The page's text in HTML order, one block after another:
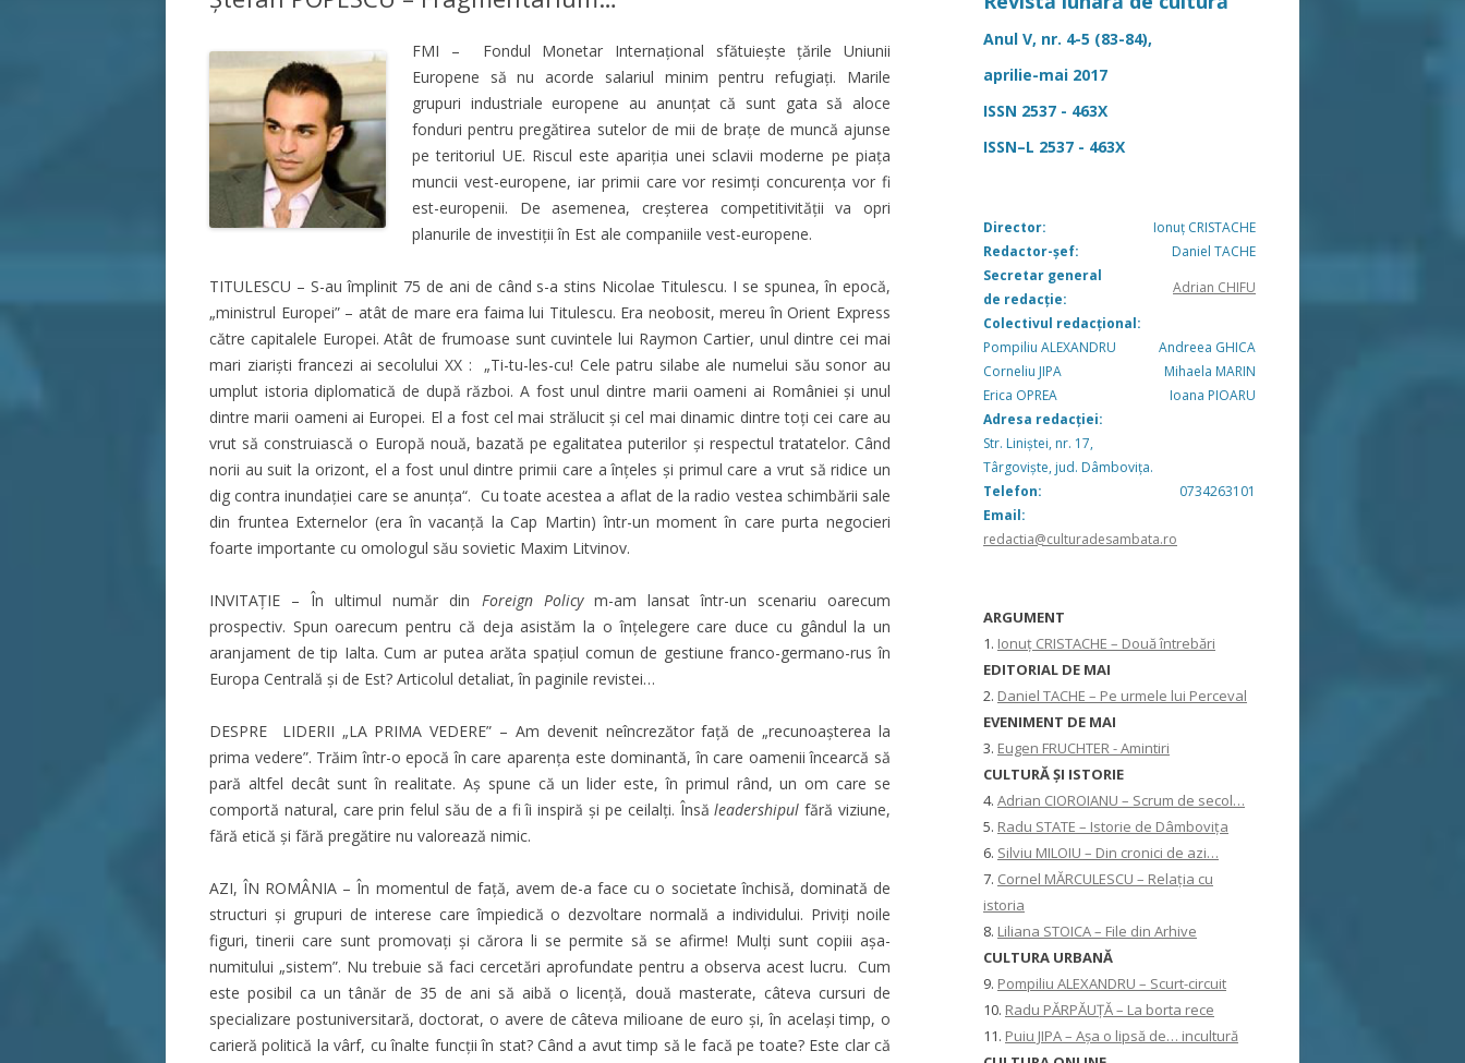
FMI – Fondul Monetar Internațional sfătuiește țările Uniunii
Europene să nu acorde salariul minim pentru refugiați. Marile
grupuri industriale europene au anunțat că sunt gata să aloce
fonduri pentru pregătirea sutelor de mii de brațe de muncă ajunse
pe teritoriul UE. Riscul este apariția unei sclavii moderne pe piața
muncii vest-europene, iar primii care vor resimți concurența vor fi
est-europenii. De asemenea, creșterea competitivității va opri
planurile de investiții în Est ale companiile vest-europene.
TITULESCU – S-au împlinit 75 de ani de când s-a stins Nicolae Titulescu. I se spunea, în epocă,
„ministrul Europei” – atât de mare era faima lui Titulescu. Era neobosit, mereu în Orient Express
către capitalele Europei. Atât de frumoase sunt cuvintele lui Raymon Cartier, unul dintre cei mai
mari ziariști francezi ai secolului XX : „Ti-tu-les-cu! Cele patru silabe ale numelui său sonor au
umplut istoria diplomatică de după război. A fost unul dintre marii oameni ai României și unul
dintre marii oameni ai Europei. El a fost cel mai strălucit și cel mai dinamic dintre toți cei care au
vrut să construiască o Europă nouă, bazată pe egalitatea puterilor și respectul tratatelor. Când
norii au suit la orizont, el a fost unul dintre primii care a înțeles și primul care a vrut să ridice un
dig contra inundației care se anunța“. Cu toate acestea a aflat de la radio vestea schimbării sale
din fruntea Externelor (era în vacanță la Cap Martin) într-un moment în care purta negocieri
foarte importante cu omologul său sovietic Maxim Litvinov.
INVITAȚIE – În ultimul număr din Foreign Policym-am lansat într-un scenariu oarecum
prospectiv. Spun oarecum pentru că deja asistăm la o înțelegere care duce cu gândul la un
aranjament de tip Ialta. Cum ar putea arăta spațiul comun de gestiune franco-germano-rus în
Europa Centrală și de Est? Articolul detaliat, în paginile revistei…
DESPRE LIDERII „LA PRIMA VEDERE” – Am devenit neîncrezător față de „recunoașterea la
prima vedere”. Trăim într-o epocă în care aparența este dominantă, în care oamenii încearcă să
pară altfel decât sunt în realitate. Aș spune că un lider este, în primul rând, un om care se
comportă natural, care prin felul său de a fi îi inspiră și pe ceilalți. Însăleadershipul fără viziune,
fără etică și fără pregătire nu valorează nimic.
AZI, ÎN ROMÂNIA – În momentul de față, avem de-a face cu o societate închisă, dominată de
structuri și grupuri de interese care împiedică o dezvoltare normală a individului. Priviți noile
figuri, tinerii care sunt promovați și cărora li se permite să se afirme! Mulți sunt copiii așa-
numitului „sistem”. Nu trebuie să faci cercetări aprofundate pentru a observa acest lucru. Cum
este posibil ca un tânăr de 35 de ani să aibă o licență, două masterate, câteva cursuri de
specializare postuniversitară, doctorat, o avere de câteva milioane de euro și, în același timp, o
carieră politică la vârf, cu înalte funcții în stat? Când a avut timp să le facă pe toate? Este clar că
Anul V, nr. 4-5 (83-84),
aprilie-mai 2017
ISSN 2537 - 463X
ISSN–L 2537 - 463X
Director:
Ionuț CRISTACHE
Redactor-șef:
Daniel TACHE
Secretar general
de redacție:
Adrian CHIFU
Colectivul redacțional:
Pompiliu ALEXANDRU
Andreea GHICA
Corneliu JIPA
Mihaela MARIN
Erica OPREA
Ioana PIOARU
Adresa redacției:
Str. Liniștei, nr. 17,
Târgoviște, jud. Dâmbovița.
Telefon:
0734263101
Email:
redactia@culturadesambata.ro
ARGUMENT
1. Ionuț CRISTACHE – Două întrebări
EDITORIAL DE MAI
2. Daniel TACHE – Pe urmele lui Perceval
EVENIMENT DE MAI
3. Eugen FRUCHTER - Amintiri
CULTURĂ ŞI ISTORIE
4. Adrian CIOROIANU – Scrum de secol…
5. Radu STATE – Istorie de Dâmbovița
6. Silviu MILOIU – Din cronici de azi…
7. Cornel MĂRCULESCU – Relația cu
istoria
8. Liliana STOICA – File din Arhive
CULTURA URBANĂ
9. Pompiliu ALEXANDRU – Scurt-circuit
10. Radu PĂRPĂUȚĂ – La borta rece
11. Puiu JIPA – Așa o lipsă de… incultură